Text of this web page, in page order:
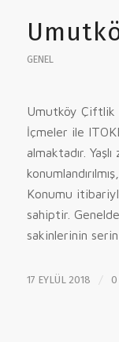
GENEL
Umutköy Çiftlik
İçmeler ile
almaktadır.
Konumu
sahiptir.
sakinlerinin
17 EYLÜL 2018 / 0